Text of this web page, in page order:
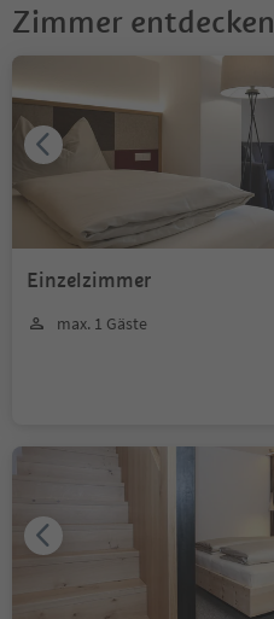
Zimmer entdecken
Einzelzimmer
max. 1 Gäste